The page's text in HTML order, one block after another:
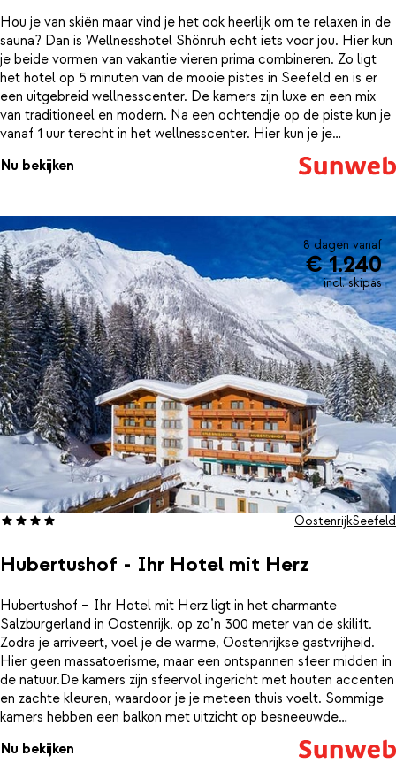
Hou je van skiën maar vind je het ook heerlijk om te relaxen in de
sauna? Dan is Wellnesshotel Shönruh echt iets voor jou. Hier kun
je beide vormen van vakantie vieren prima combineren. Zo ligt
het hotel op 5 minuten van de mooie pistes in Seefeld en is er
een uitgebreid wellnesscenter. De kamers zijn luxe en een mix
van traditioneel en modern. Na een ochtendje op de piste kun je
vanaf 1 uur terecht in het wellnesscenter. Hier kun je je
onderdompelen in het verwarmde buiten- of binnenbad of
opwarmen in de sauna en het Turks stoombad. Ben je echt toe
thuis van vakantie.
Nu bekijken
8 dagen vanaf
€ 1.240
incl. skipas
Hubertushof - Ihr Hotel mit Herz
OostenrijkSeefeld
Hubertushof – Ihr Hotel mit Herz ligt in het charmante
Salzburgerland in Oostenrijk, op zo’n 300 meter van de skilift.
Zodra je arriveert, voel je de warme, Oostenrijkse gastvrijheid.
Hier geen massatoerisme, maar een ontspannen sfeer midden in
de natuur.De kamers zijn sfeervol ingericht met houten accenten
en zachte kleuren, waardoor je je meteen thuis voelt. Sommige
kamers hebben een balkon met uitzicht op besneeuwde
ochtendzon. Het knusse restaurant ruikt naar versgebakken
Nu bekijken